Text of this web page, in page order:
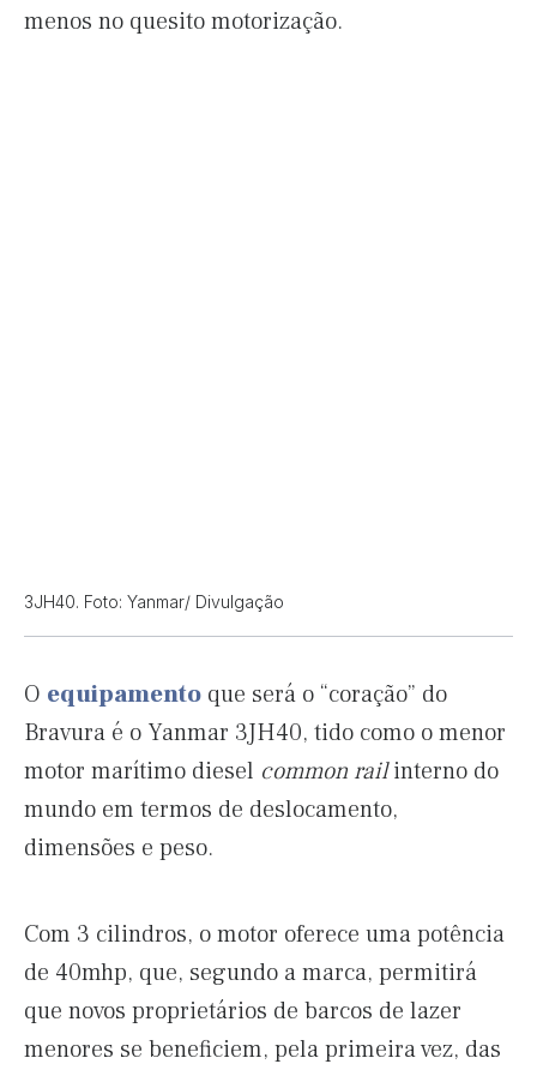
menos no quesito motorização.
3JH40. Foto: Yanmar/ Divulgação
O equipamento que será o “coração” do
Bravura é o Yanmar 3JH40, tido como o menor
motor marítimo diesel common railinterno do
mundo em termos de deslocamento,
dimensões e peso.
Com 3 cilindros, o motor oferece uma potência
de 40mhp, que, segundo a marca, permitirá
que novos proprietários de barcos de lazer
menores se beneficiem, pela primeira vez, das